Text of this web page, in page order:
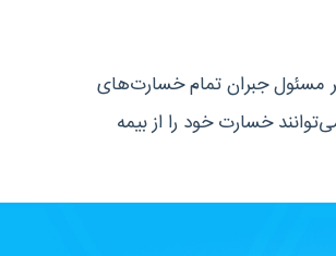
مسئول جبران تمام خسارت‌های
خسارت خود را از بیمه